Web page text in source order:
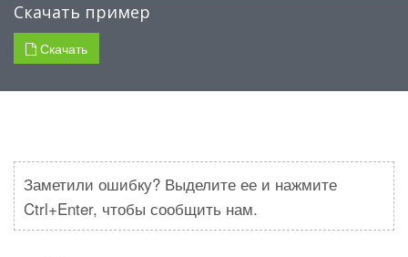
Скачать пример
Скачать
Заметили ошибку? Выделите ее и нажмите
Ctrl+Enter, чтобы сообщить нам.